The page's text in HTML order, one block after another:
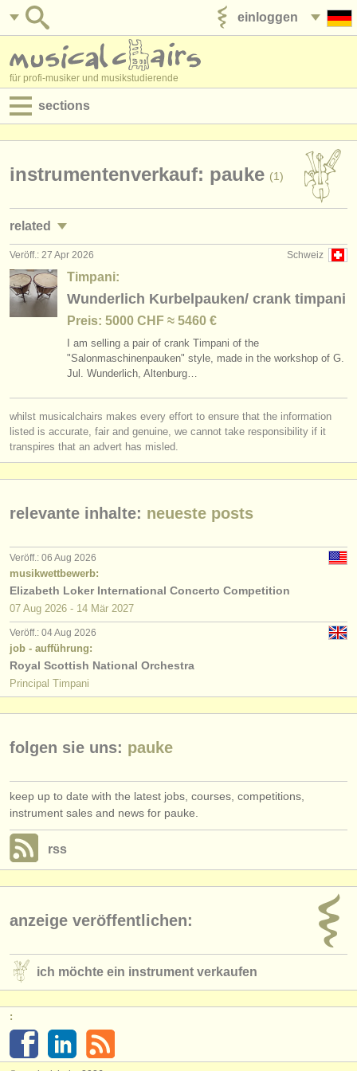
einloggen
für profi-musiker und musikstudierende
sections
jobs - verwaltung
degree courses
kurse
musikwettbewerbe
instrumentenverkauf
verzeichnisse:
orchester
musicalchairs:
über musicalchairs
kontakt
rss feeds
nachrichten in der klassischen musik
anzeige veröffentlichen
find out about ourATS
ATSfaq
einloggen
instrumentenverkauf: pauke (1)
related
jobs - aufführung: pauke/
jobs - unterrichten: pauke/schlagzeug (2)
degree courses: pauke/schlagzeug
wettbewerb pauke/schlagzeug (7)
instrumentenverkauf: untuned percussion (1)
pauke/schlagzeug verloren
Schweiz
Veröff.: 27 Apr 2026
Timpani:
Wunderlich Kurbelpauken/ crank timpani
Preis: 5000 CHF ≈ 5460 €
I am selling a pair of crank Timpani of the
"Salonmaschinenpauken" style, made in the workshop of G.
Jul. Wunderlich, Altenburg…
whilst musicalchairs makes every effort to ensure that the information
listed is accurate, fair and genuine, we cannot take responsibility if it
transpires that an advert has misled.
relevante inhalte: neueste posts
Veröff.: 06 Aug 2026
musikwettbewerb:
Elizabeth Loker International Concerto Competition
07 Aug 2026 - 14 Mär 2027
Veröff.: 04 Aug 2026
job - aufführung:
Royal Scottish National Orchestra
Principal Timpani
folgen sie uns: pauke
keep up to date with the latest jobs, courses, competitions,
instrument sales and news for pauke.
rss
anzeige veröffentlichen:
ich möchte ein instrument verkaufen
: